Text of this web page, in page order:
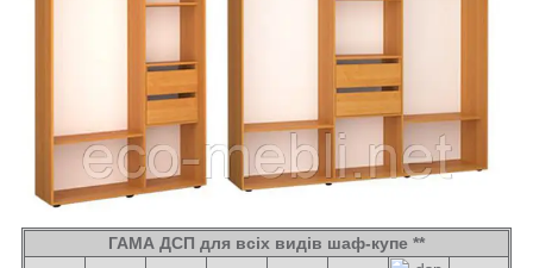
ГАМА ДСП для всіх видів шаф-купе **